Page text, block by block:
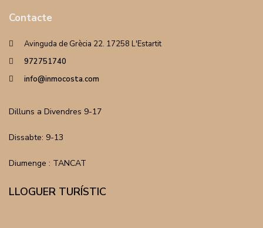
Contacte
Avinguda de Grècia 22. 17258 L'Estartit
972751740
info@inmocosta.com
Dilluns a Divendres 9-17
Dissabte: 9-13
Diumenge : TANCAT
LLOGUER TURÍSTIC